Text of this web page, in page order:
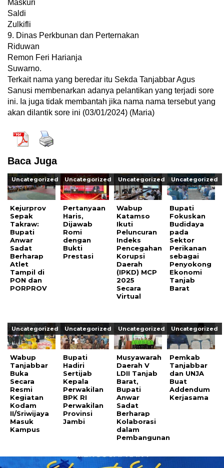
Maskuri
Saldi
Zulkifli
9. Dinas Perkbunan dan Perternakan
Riduwan
Remon Feri Harianja
Suwarno.
Terkait nama yang beredar itu Sekda Tanjabbar Agus
Sanusi membenarkan adanya pelantikan yang terjadi sore
ini. Ia juga tidak membantah jika nama nama tersebut yang
akan dilantik sore ini (03/01/2024) (Maria)
Baca Juga
Uncategorized
Kejurprov
Sepak
Takraw:
Bupati
Anwar
Sadat
Berharap
Atlet
Tampil di
PON dan
PORPROV
Uncategorized
Pertanyaan
Haris,
Dijawab
Romi
dengan
Bukti
Prestasi
Uncategorized
Wabup
Katamso
Ikuti
Peluncuran
Indeks
Pencegahan
Korupsi
Daerah
(IPKD) MCP
2025
Secara
Virtual
Uncategorized
Bupati
Fokuskan
Budidaya
pada
Sektor
Perikanan
sebagai
Penyokong
Ekonomi
Tanjab
Barat
Uncategorized
Wabup
Tanjabbar
Buka
Secara
Resmi
Kegiatan
Kodam
II/Sriwijaya
Masuk
Kampus
Uncategorized
Bupati
Hadiri
Sertijab
Kepala
Perwakilan
BPK RI
Perwakilan
Provinsi
Jambi
Uncategorized
Musyawarah
Daerah V
LDII Tanjab
Barat,
Bupati
Anwar
Sadat
Berharap
Kolaborasi
dalam
Pembangunan
Uncategorized
Pemkab
Tanjabbar
dan UNJA
Buat
Addendum
Kerjasama